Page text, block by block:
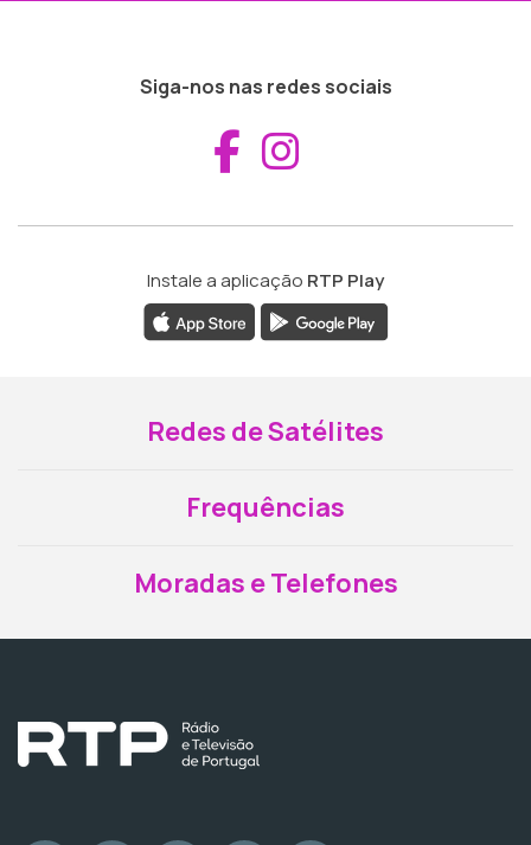
Siga-nos nas redes sociais
Aceder ao
Instale a aplicação RTP Play
Redes de Satélites
Frequências
Moradas e Telefones